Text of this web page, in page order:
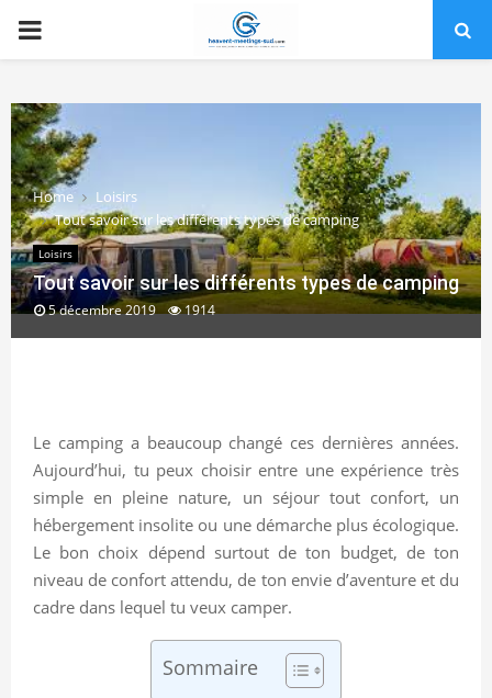
PRIMARY
Home
Loisirs
Tout savoir sur les différents types de camping
Loisirs
Tout savoir sur les différents types de camping
5 décembre 2019 1914
Le camping a beaucoup changé ces dernières années.
Aujourd’hui, tu peux choisir entre une expérience très
simple en pleine nature, un séjour tout confort, un
hébergement insolite ou une démarche plus écologique.
Le bon choix dépend surtout de ton budget, de ton
niveau de confort attendu, de ton envie d’aventure et du
cadre dans lequel tu veux camper.
Sommaire